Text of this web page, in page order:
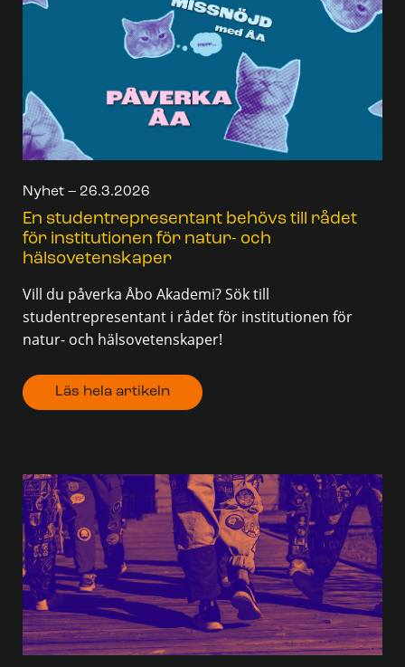
Nyhet – 26.3.2026
En studentrepresentant behövs till rådet
för institutionen för natur- och
hälsovetenskaper
Vill du påverka Åbo Akademi? Sök till
studentrepresentant i rådet för institutionen för
natur- och hälsovetenskaper!
Läs hela artikeln